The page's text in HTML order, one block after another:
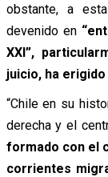
obstante, a
devenido en
XXI”,
juicio, ha
“Chile en su
derecha y el
formado con el
corrientes